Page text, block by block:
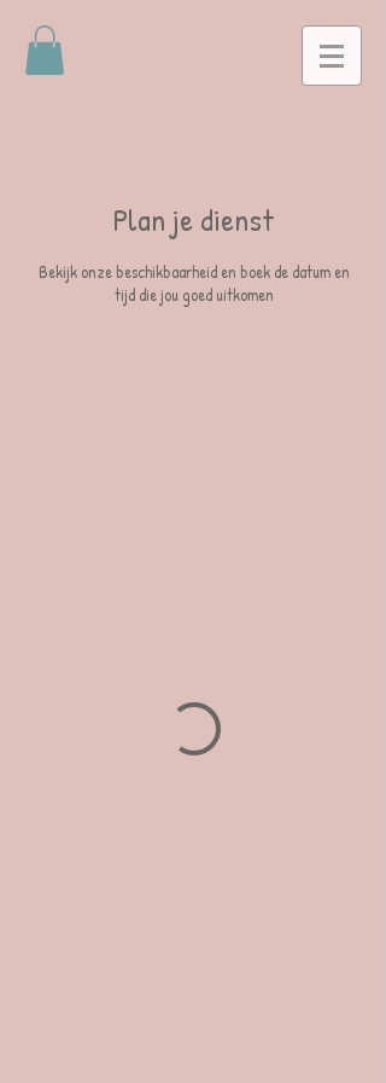
Plan je dienst
Bekijk onze beschikbaarheid en boek de datum en
tijd die jou goed uitkomen